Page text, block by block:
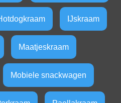
IJskraam
Maatjeskraam
Mobiele snackwagen